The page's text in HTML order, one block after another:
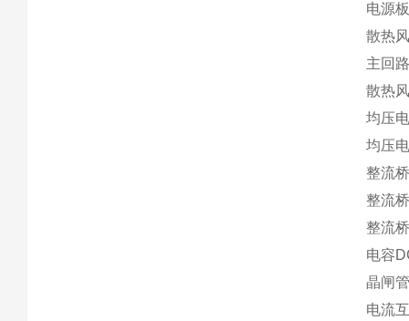
电源
散热
主回
散热
均压
均压
整流
整流
整流
电容
晶闸
电流